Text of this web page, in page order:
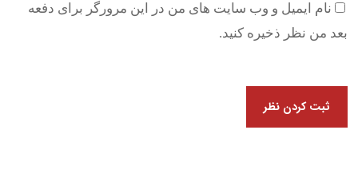
نام ایمیل و وب سایت های من در این مرورگر برای دفعه
بعد من نظر ذخیره کنید.